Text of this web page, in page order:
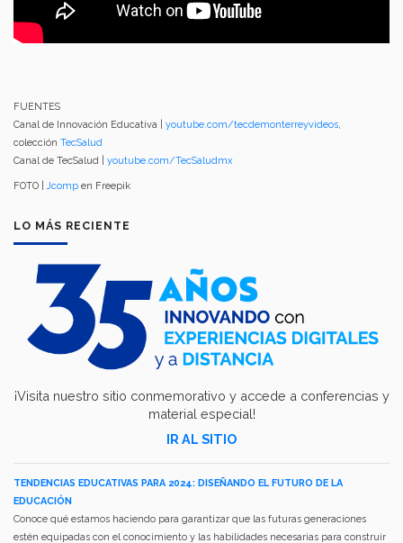
FUENTES
Canal de Innovación Educativa | youtube.com/tecdemonterreyvideos,
colección TecSalud
Canal de TecSalud | youtube.com/TecSaludmx
FOTO |Jcomp en Freepik
LO MÁS RECIENTE
¡Visita nuestro sitio conmemorativo y accede a conferencias y
material especial!
IR AL SITIO
TENDENCIAS EDUCATIVAS PARA 2024: DISEÑANDO EL FUTURO DE LA
EDUCACIÓN
Conoce qué estamos haciendo para garantizar que las futuras generaciones
estén equipadas con el conocimiento y las habilidades necesarias para construir